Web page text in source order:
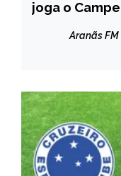
joga o
Aranãs FM